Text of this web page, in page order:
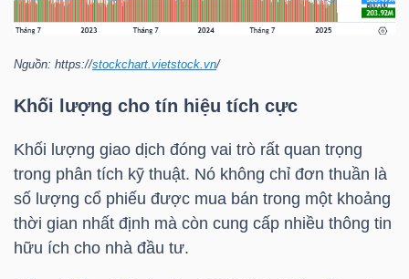
Nguồn: https://stockchart.vietstock.vn/
Khối lượng cho tín hiệu tích cực
Khối lượng giao dịch đóng vai trò rất quan trọng
trong phân tích kỹ thuật. Nó không chỉ đơn thuần là
số lượng cổ phiếu được mua bán trong một khoảng
thời gian nhất định mà còn cung cấp nhiều thông tin
hữu ích cho nhà đầu tư.
ĐÔNG
NHÂN